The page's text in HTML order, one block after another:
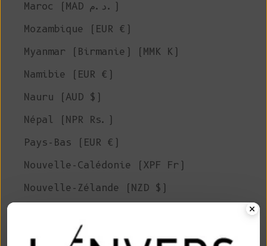
Maroc (MAD د.م.)
Mozambique (EUR €)
Myanmar (Birmanie) (MMK K)
Namibie (EUR €)
Nauru (AUD $)
Népal (NPR Rs.)
Pays-Bas (EUR €)
Nouvelle-Calédonie (XPF Fr)
Nouvelle-Zélande (NZD $)
Niger (XOF Fr)